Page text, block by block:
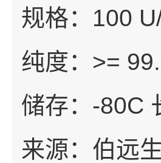
规格：100
纯度：>=
储存：-80C
来源：伯远